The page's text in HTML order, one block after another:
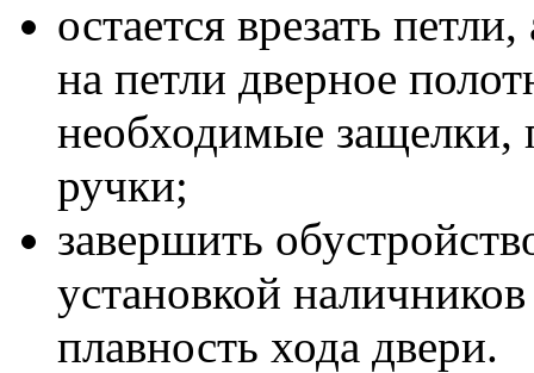
остается врезать
на петли дверное
необходимые
ручки;
завершить
установкой
плавность хода двери.